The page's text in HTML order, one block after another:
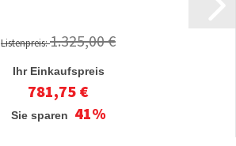
Listenpreis:1.325,00 €
Ihr Einkaufspreis
781,75 €
Sie sparen 41%